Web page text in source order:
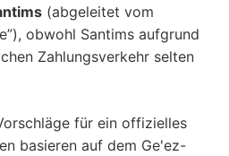
(abgeleitet vom
obwohl Santims aufgrund
Zahlungsverkehr selten
für ein offizielles
basieren auf dem Ge'ez-